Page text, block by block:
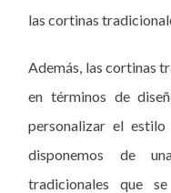
las cortinas
Además, las cortinas
en términos de
personalizar el
disponemos de
tradicionales que